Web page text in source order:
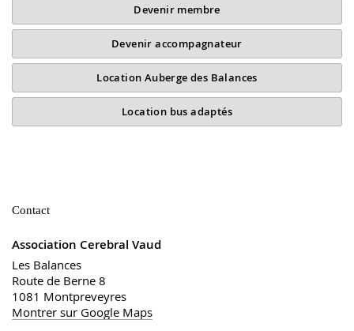
Devenir membre
Devenir accompagnateur
Location Auberge des Balances
Location bus adaptés
Contact
Association Cerebral Vaud
Les Balances
Route de Berne 8
1081 Montpreveyres
Montrer sur Google Maps